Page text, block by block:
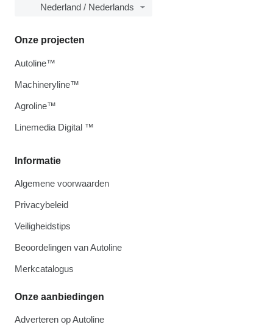
Nederland / Nederlands
Informatie
Algemene voorwaarden
Privacybeleid
Veiligheidstips
Beoordelingen van Autoline
Merkcatalogus
Onze aanbiedingen
Adverteren op Autoline
Onze projecten
Autoline™
Machineryline™
Agroline™
Linemedia Digital ™